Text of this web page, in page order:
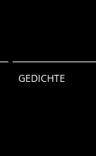
GEDICHTE